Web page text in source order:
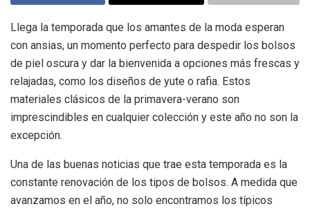
Llega la temporada que los amantes de la moda esperan
con ansias, un momento perfecto para despedir los bolsos
de piel oscura y dar la bienvenida a opciones más frescas y
relajadas, como los diseños de yute o rafia. Estos
materiales clásicos de la primavera-verano son
imprescindibles en cualquier colección y este año no son la
excepción.
Una de las buenas noticias que trae esta temporada es la
constante renovación de los tipos de bolsos. A medida que
avanzamos en el año, no solo encontramos los típicos